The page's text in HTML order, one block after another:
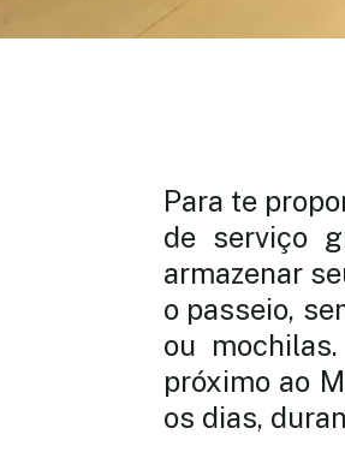
Para te
de serviço
armazenar
o passeio,
ou
próximo ao
os dias,